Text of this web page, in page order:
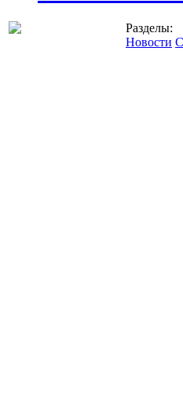
Разделы:
Новости